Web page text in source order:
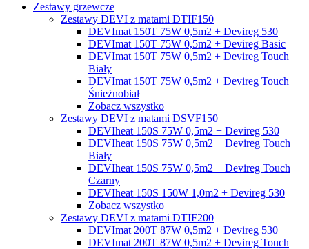
Zestawy grzewcze
Zestawy DEVI z matami DTIF150
DEVImat 150T 75W 0,5m2 + Devireg 530
DEVImat 150T 75W 0,5m2 + Devireg Basic
DEVImat 150T 75W 0,5m2 + Devireg Touch
Biały
DEVImat 150T 75W 0,5m2 + Devireg Touch
Śnieżnobiał
Zobacz wszystko
Zestawy DEVI z matami DSVF150
DEVIheat 150S 75W 0,5m2 + Devireg 530
DEVIheat 150S 75W 0,5m2 + Devireg Touch
Biały
DEVIheat 150S 75W 0,5m2 + Devireg Touch
Czarny
DEVIheat 150S 150W 1,0m2 + Devireg 530
Zobacz wszystko
Zestawy DEVI z matami DTIF200
DEVImat 200T 87W 0,5m2 + Devireg 530
DEVImat 200T 87W 0,5m2 + Devireg Touch